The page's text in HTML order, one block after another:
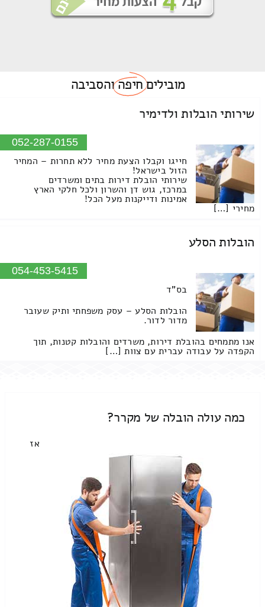
מוביליםחיפהוהסביבה
שירותי הובלות ולדימיר
052-287-0155
חייגו וקבלו הצעת מחיר ללא תחרות – המחיר
הזול בישראל!
שירותי הובלת דירות בתים ומשרדים
במרכז, גוש דן והשרון ולכל חלקי הארץ
אמינות ודייקנות מעל הכל!
מחירי […]
הובלות הסלע
054-453-5415
בס"ד
הובלות הסלע – עסק משפחתי ותיק שעובר
מדור לדור.
אנו מתמחים בהובלת דירות, משרדים והובלות קטנות, תוך
הקפדה על עבודה עברית עם צוות […]
כמה עולה הובלה של מקרר?
אז